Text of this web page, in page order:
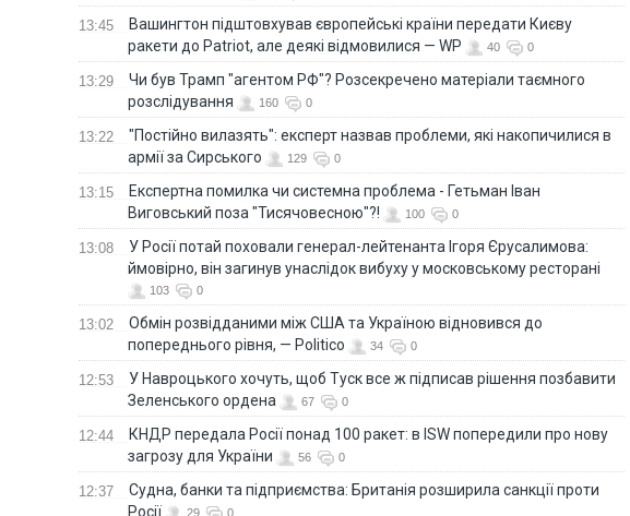
13:45
Вашингтон підштовхував європейські країни передати Києву
ракети до Patriot, але деякі відмовилися — WP
40 0
13:29
Чи був Трамп "агентом РФ"? Розсекречено матеріали таємного
розслідування
160 0
13:22
"Постійно вилазять": експерт назвав проблеми, які накопичилися в
армії за Сирського
129 0
13:15
Eкспертна помилка чи системна проблема - Гетьман Іван
Виговський поза "Тисячовесною"?!
100 0
13:08
У Росії потай поховали генерал-лейтенанта Ігоря Єрусалимова:
ймовірно, він загинув унаслідок вибуху у московському ресторані
103 0
13:02
Обмін розвідданими між США та Україною відновився до
попереднього рівня, — Politico
34 0
12:53
У Навроцького хочуть, щоб Туск все ж підписав рішення позбавити
Зеленського ордена
67 0
12:44
КНДР передала Росії понад 100 ракет: в ISW попередили про нову
загрозу для України
56 0
12:37
Судна, банки та підприємства: Британія розширила санкції проти
Росії
29 0